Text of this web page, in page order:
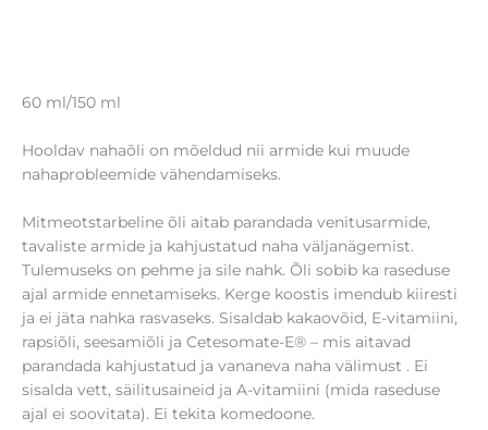
60 ml/150 ml
Hooldav nahaõli on mõeldud nii armide kui muude
nahaprobleemide vähendamiseks.
Mitmeotstarbeline õli aitab parandada venitusarmide,
tavaliste armide ja kahjustatud naha väljanägemist.
Tulemuseks on pehme ja sile nahk. Õli sobib ka raseduse
ajal armide ennetamiseks. Kerge koostis imendub kiiresti
ja ei jäta nahka rasvaseks. Sisaldab kakaovõid, E-vitamiini,
rapsiõli, seesamiõli ja Cetesomate-E® – mis aitavad
parandada kahjustatud ja vananeva naha välimust . Ei
sisalda vett, säilitusaineid ja A-vitamiini (mida raseduse
ajal ei soovitata). Ei tekita komedoone.